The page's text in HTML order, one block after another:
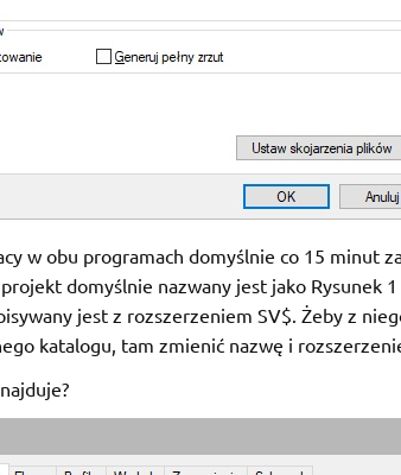
w obu programach domyślnie co 15 minut
domyślnie nazwany jest jako
jest z rozszerzeniem SV$. Żeby z
katalogu, tam zmienić nazwę i